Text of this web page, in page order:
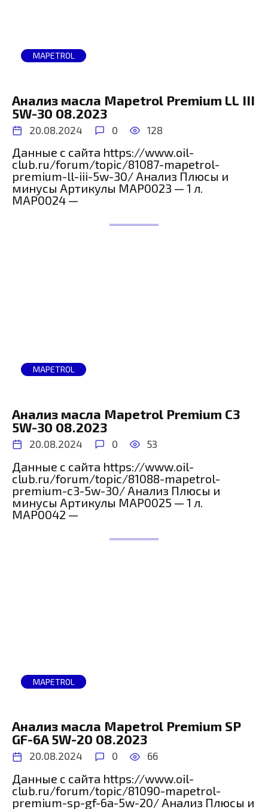
MAPETROL
Анализ масла Mapetrol Premium LL III
5W-30 08.2023
20.08.2024 0 128
Данные с сайта https://www.oil-
club.ru/forum/topic/81087-mapetrol-
premium-ll-iii-5w-30/ Анализ Плюсы и
минусы Артикулы MAP0023 — 1 л.
MAP0024 —
MAPETROL
Анализ масла Mapetrol Premium C3
5W-30 08.2023
20.08.2024 0 53
Данные с сайта https://www.oil-
club.ru/forum/topic/81088-mapetrol-
premium-c3-5w-30/ Анализ Плюсы и
минусы Артикулы MAP0025 — 1 л.
MAP0042 —
MAPETROL
Анализ масла Mapetrol Premium SP
GF-6A 5W-20 08.2023
20.08.2024 0 66
Данные с сайта https://www.oil-
club.ru/forum/topic/81090-mapetrol-
premium-sp-gf-6a-5w-20/ Анализ Плюсы и